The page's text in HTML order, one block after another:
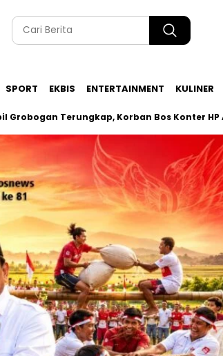
SPORT EKBIS ENTERTAINMENT KULINER
Terungkap, Korban Bos Konter HP Ambarawa